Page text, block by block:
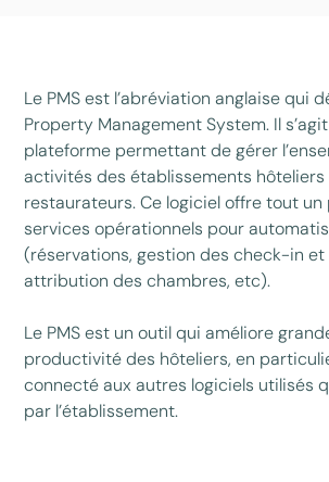
Le PMS est l’abréviation anglaise qui
Property Management System. Il s’agit
plateforme permettant de gérer
activités des établissements hôteliers
restaurateurs. Ce logiciel offre tout un
services opérationnels pour
(réservations, gestion des check-in
attribution des chambres, etc).
Le PMS est un outil qui améliore
productivité des hôteliers, en
connecté aux autres logiciels utilisés
par l’établissement.